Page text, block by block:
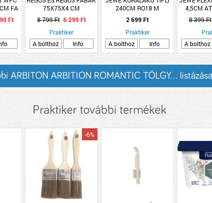
FA
Ft
75X75X4 CM
8 799 Ft 6 299 Ft
Praktiker
A bolthoz
Info
240CM RO18 M
2 699 Ft
Praktiker
A bolthoz
Info
4,5CM
8 399 Ft
A bolthoz
ARBITON ARBITION ROMANTIC TÖLGY... listázása
Praktiker további termékek
-6%